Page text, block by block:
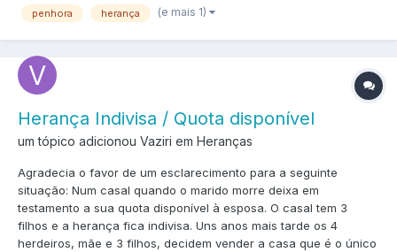
penhora herança (e mais 1)
Herança Indivisa / Quota disponível
um tópico adicionou Vaziri em Heranças
Agradecia o favor de um esclarecimento para a seguinte
situação: Num casal quando o marido morre deixa em
testamento a sua quota disponível à esposa. O casal tem 3
filhos e a herança fica indivisa. Uns anos mais tarde os 4
herdeiros, mãe e 3 filhos, decidem vender a casa que é o único